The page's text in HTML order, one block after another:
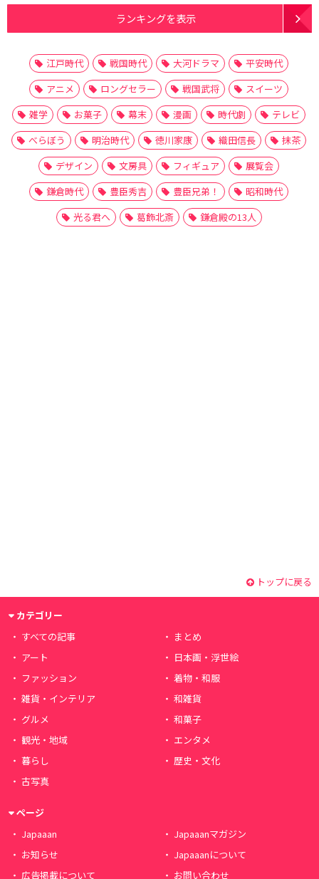
ランキングを表示
江戸時代 戦国時代 大河ドラマ
平安時代
アニメ
ロングセラー 戦国武将
スイーツ
雑学
お菓子 幕末 漫画 時代劇
テレビ
べらぼう
明治時代 徳川家康 織田信長
抹茶
デザイン
文房具 フィギュア
展覧会
鎌倉時代
豊臣秀吉 豊臣兄弟！
昭和時代
光る君へ
葛飾北斎 鎌倉殿の13人
トップに戻る
カテゴリー
すべての記事
まとめ
アート
日本画・浮世絵
ファッション
着物・和服
雑貨・インテリア
和雑貨
グルメ
和菓子
観光・地域
エンタメ
暮らし
歴史・文化
古写真
ページ
Japaaan
Japaaanマガジン
お知らせ
Japaaanについて
広告掲載について
お問い合わせ